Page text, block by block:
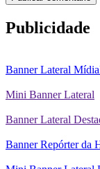
Publicidade
Banner Lateral
Mini Banner Lateral
Banner Lateral
Banner Repórter da